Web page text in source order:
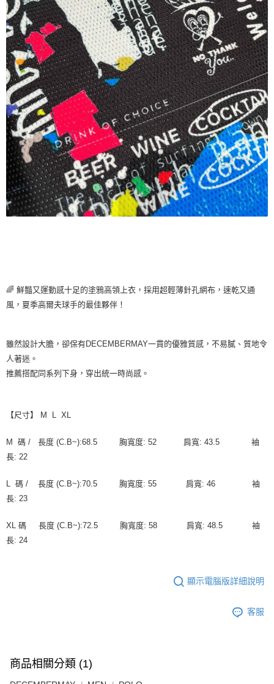
🌈 鮮豔又運動感十足的塗鴉高領上衣，採用超輕薄針孔網布，速乾又通
風，夏季高爾夫球手的最佳夥伴！
雖然設計大膽，卻保有DECEMBERMAY一貫的優雅質感，不易膩、質地令
人著迷。
推薦搭配同系列下身，穿出統一時尚感。
【尺寸】 M L XL
M 碼 / 長度 (C.B~):68.5 胸寬度: 52 肩寬: 43.5 袖
長: 22
L 碼 / 長度 (C.B~):70.5 胸寬度: 55 肩寬: 46 袖
長: 23
XL 碼 長度 (C.B~):72.5 胸寬度: 58 肩寬: 48.5 袖
長: 24
顯示電腦版詳細說明
客服
商品相關分類 (1)